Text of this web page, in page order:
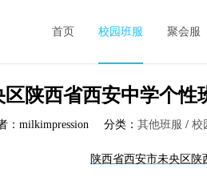
首页 校园班服 聚会服
区陕西省西安中学个性
：milkimpression 分类： 其他班服 / 校